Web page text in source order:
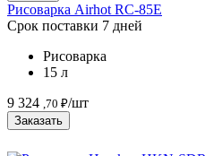
Рисоварка Airhot RC-85E
Срок поставки 7 дней
Рисоварка
15 л
9 324 ,70 ₽/шт
Заказать